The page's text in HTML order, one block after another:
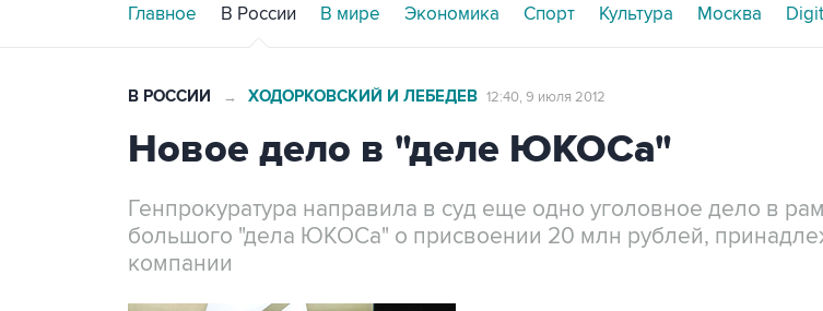
Главное В России В мире Экономика Спорт Культура Москва
В РОССИИ → ХОДОРКОВСКИЙ И ЛЕБЕДЕВ 12:40, 9 июля 2012
Новое дело в "деле ЮКОСа"
Генпрокуратура направила в суд еще одно уголовное дело в
большого "дела ЮКОСа" о присвоении 20 млн рублей,
компании